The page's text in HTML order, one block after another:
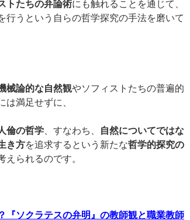
トたちの弁論術にも触れることを通じて、
行うという自らの哲学探究の手法を磨いて
械論的な自然観やソフィストたちの普遍的
は満足せずに、
倫の哲学 、すなわち、
自然についてではな
き方を追求するという新たな哲学的探究の
えられるのです。
『ソクラテスの弁明』の教師観と職業教師